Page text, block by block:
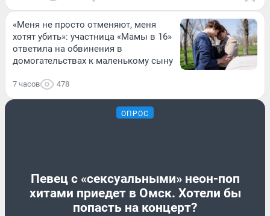
«Меня не просто отменяют, меня
хотят убить»: участница «Мамы в 16»
ответила на обвинения в
домогательствах к маленькому сыну
7 часов 478
ОПРОС
Певец с «сексуальными» неон-поп
хитами приедет в Омск. Хотели бы
попасть на концерт?